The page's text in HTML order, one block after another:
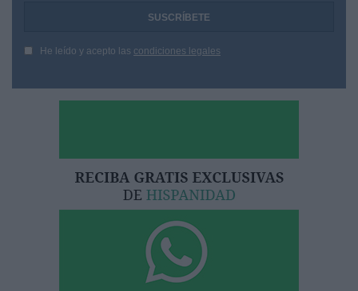
He leído y acepto las condiciones legales